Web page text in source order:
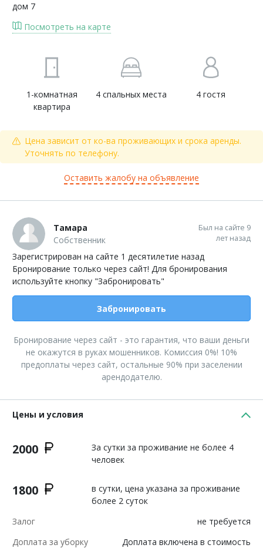
дом 7
Посмотреть на карте
1-комнатная
квартира
4 спальных места 4 гостя
Цена зависит от ко-ва проживающих и срока аренды.
Уточнять по телефону.
Оставить жалобу на объявление
Тамара
Собственник
Был на сайте 9
лет назад
Зарегистрирован на сайте 1 десятилетие назад
Бронирование только через сайт! Для бронирования
используйте кнопку "Забронировать"
Забронировать
Бронирование через сайт - это гарантия, что ваши деньги
не окажутся в руках мошенников. Комиссия 0%! 10%
предоплаты через сайт, остальные 90% при заселении
арендодателю.
Цены и условия
2000
За сутки за проживание не более 4
человек
1800
в сутки, цена указана за проживание
более 2 суток
Залог
не требуется
Доплата за уборку
Доплата включена в стоимость